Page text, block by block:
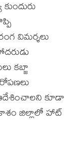
విమర్శలు
కబ్జా
కూడా
జిల్లాలో హాట్